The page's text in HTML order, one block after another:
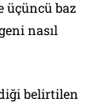
baz
nasıl
belirtilen